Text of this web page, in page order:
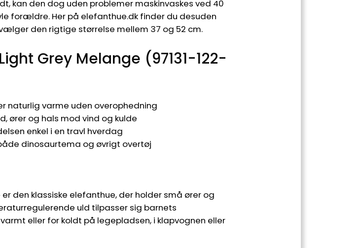
kan den dog uden problemer maskinvaskes ved 40
forældre. Her på elefanthue.dk finder du desuden
den rigtige størrelse mellem 37 og 52 cm.
Grey Melange (97131-122-
naturlig varme uden overophedning
ører og hals mod vind og kulde
enkel i en travl hverdag
dinosaurtema og øvrigt overtøj
den klassiske elefanthue, der holder små ører og
uld tilpasser sig barnets
eller for koldt på legepladsen, i klapvognen eller